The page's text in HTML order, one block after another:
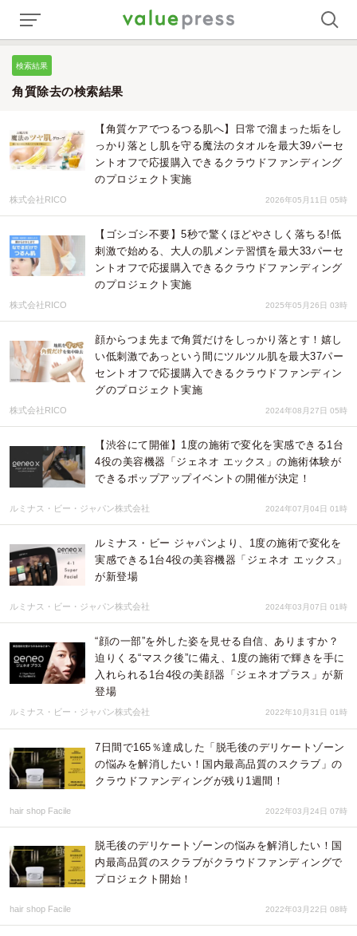
検索結果
角質除去の検索結果
【角質ケアでつるつる肌へ】日常で溜まった垢をし
っかり落とし肌を守る魔法のタオルを最大39パーセ
ントオフで応援購入できるクラウドファンディング
のプロジェクト実施
株式会社RICO 2026年05月11日 05時
【ゴシゴシ不要】5秒で驚くほどやさしく落ちる!低
刺激で始める、大人の肌メンテ習慣を最大33パーセ
ントオフで応援購入できるクラウドファンディング
のプロジェクト実施
株式会社RICO 2025年05月26日 03時
顔からつま先まで角質だけをしっかり落とす！嬉し
い低刺激であっという間にツルツル肌を最大37パー
セントオフで応援購入できるクラウドファンディン
グのプロジェクト実施
株式会社RICO 2024年08月27日 05時
【渋谷にて開催】1度の施術で変化を実感できる1台
4役の美容機器「ジェネオ エックス」の施術体験が
できるポップアップイベントの開催が決定！
ルミナス・ビー・ジャパン株式会社 2024年07月04日 01時
ルミナス・ビー ジャパンより、1度の施術で変化を
実感できる1台4役の美容機器「ジェネオ エックス」
が新登場
ルミナス・ビー・ジャパン株式会社 2024年03月07日 01時
“顔の一部”を外した姿を見せる自信、ありますか？
迫りくる“マスク後”に備え、1度の施術で輝きを手に
入れられる1台4役の美顔器「ジェネオプラス」が新
登場
ルミナス・ビー・ジャパン株式会社 2022年10月31日 01時
7日間で165％達成した「脱毛後のデリケートゾーン
の悩みを解消したい！国内最高品質のスクラブ」の
クラウドファンディングが残り1週間！
hair shop Facile 2022年03月24日 07時
脱毛後のデリケートゾーンの悩みを解消したい！国
内最高品質のスクラブがクラウドファンディングで
プロジェクト開始！
hair shop Facile 2022年03月22日 08時